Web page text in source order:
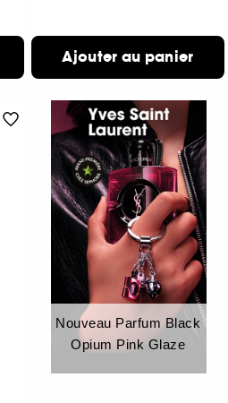
Ajouter au panier
Nouveau Parfum Black
Opium Pink Glaze